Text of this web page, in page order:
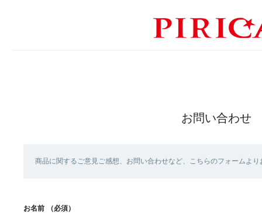
お問い合わせ
商品に関するご意見ご感想、お問い合わせなど、こちらのフォームよ
お名前 （必須）